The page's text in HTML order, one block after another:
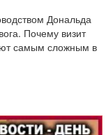
Дональда
Почему визит
самым сложным в